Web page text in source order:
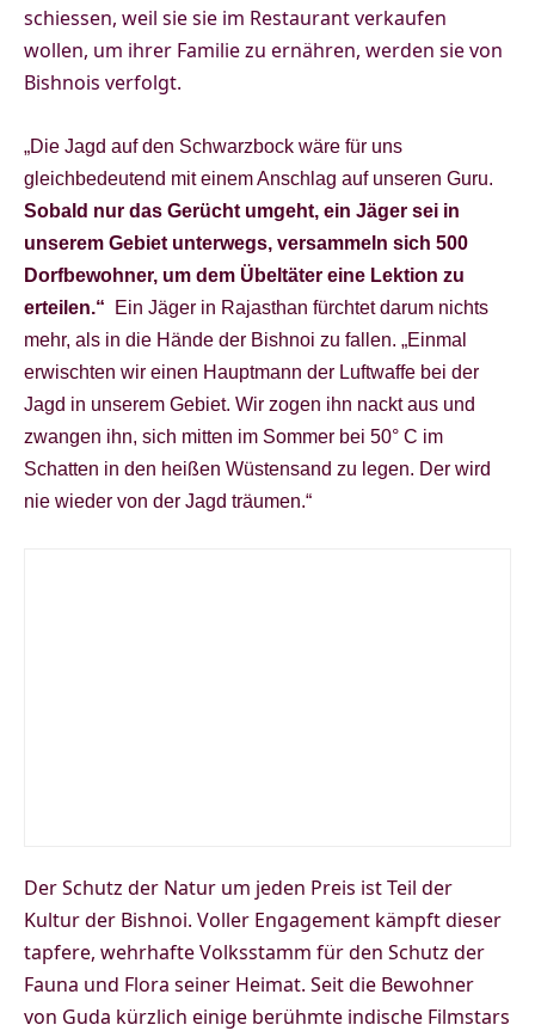
schiessen, weil sie sie im Restaurant verkaufen
wollen, um ihrer Familie zu ernähren, werden sie von
Bishnois verfolgt.
„Die Jagd auf den Schwarzbock wäre für uns
gleichbedeutend mit einem Anschlag auf unseren Guru.
Sobald nur das Gerücht umgeht, ein Jäger sei in
unserem Gebiet unterwegs, versammeln sich 500
Dorfbewohner, um dem Übeltäter eine Lektion zu
erteilen.“ Ein Jäger in Rajasthan fürchtet darum nichts
mehr, als in die Hände der Bishnoi zu fallen. „Einmal
erwischten wir einen Hauptmann der Luftwaffe bei der
Jagd in unserem Gebiet. Wir zogen ihn nackt aus und
zwangen ihn, sich mitten im Sommer bei 50° C im
Schatten in den heißen Wüstensand zu legen. Der wird
nie wieder von der Jagd träumen.“
Der Schutz der Natur um jeden Preis ist Teil der
Kultur der Bishnoi. Voller Engagement kämpft dieser
tapfere, wehrhafte Volksstamm für den Schutz der
Fauna und Flora seiner Heimat. Seit die Bewohner
von Guda kürzlich einige berühmte indische Filmstars